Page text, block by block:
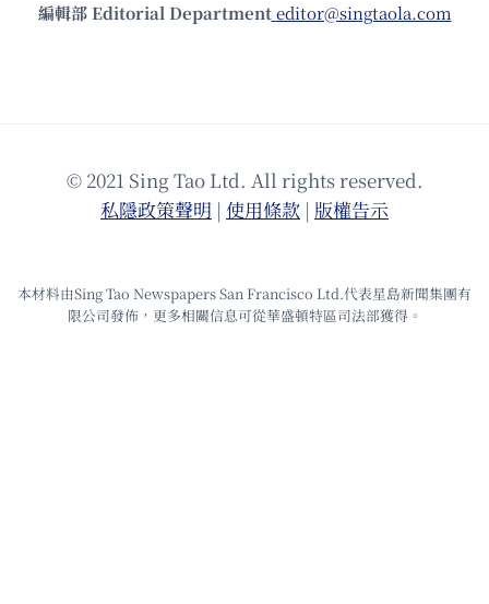
編輯部 Editorial Department editor@singtaola.com
© 2021 Sing Tao Ltd. All rights reserved.
私隱政策聲明 | 使⽤條款 | 版權告⽰
本材料由Sing Tao Newspapers San Francisco Ltd.代表星島新聞集團有
限公司發佈，更多相關信息可從華盛頓特區司法部獲得。